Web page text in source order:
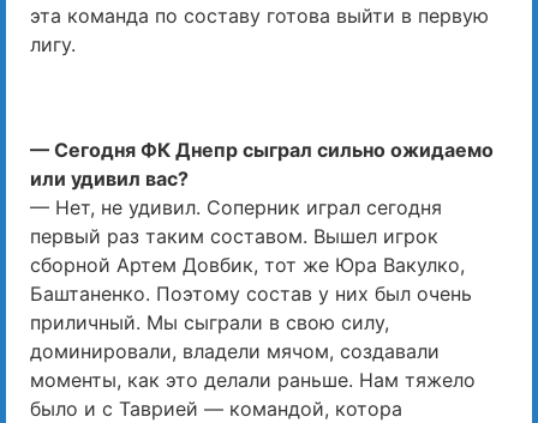
эта команда по составу готова выйти в первую
лигу.
— Сегодня ФК Днепр сыграл сильно ожидаемо
или удивил вас?
— Нет, не удивил. Соперник играл сегодня
первый раз таким составом. Вышел игрок
сборной Артем Довбик, тот же Юра Вакулко,
Баштаненко. Поэтому состав у них был очень
приличный. Мы сыграли в свою силу,
доминировали, владели мячом, создавали
моменты, как это делали раньше. Нам тяжело
было и с Таврией — командой, котора